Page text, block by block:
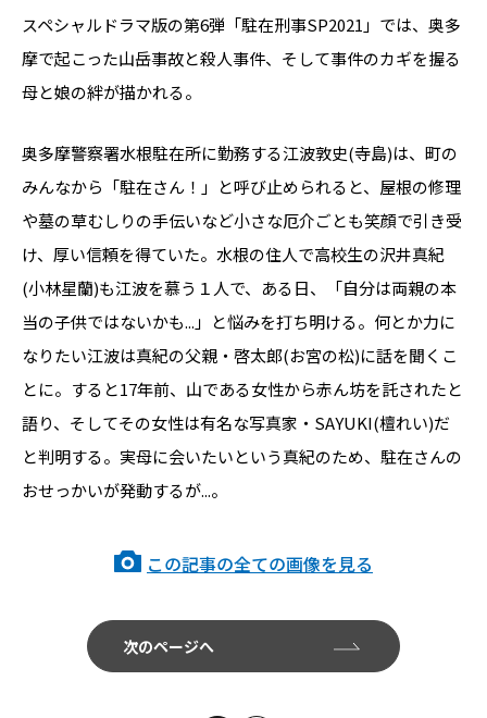
スペシャルドラマ版の第6弾「駐在刑事SP2021」では、奥多
摩で起こった山岳事故と殺人事件、そして事件のカギを握る
母と娘の絆が描かれる。
奥多摩警察署水根駐在所に勤務する江波敦史(寺島)は、町の
みんなから「駐在さん！」と呼び止められると、屋根の修理
や墓の草むしりの手伝いなど小さな厄介ごとも笑顔で引き受
け、厚い信頼を得ていた。水根の住人で高校生の沢井真紀
(小林星蘭)も江波を慕う１人で、ある日、「自分は両親の本
当の子供ではないかも...」と悩みを打ち明ける。何とか力に
なりたい江波は真紀の父親・啓太郎(お宮の松)に話を聞くこ
とに。すると17年前、山である女性から赤ん坊を託されたと
語り、そしてその女性は有名な写真家・SAYUKI(檀れい)だ
と判明する。実母に会いたいという真紀のため、駐在さんの
おせっかいが発動するが...。
この記事の全ての画像を見る
次のページへ